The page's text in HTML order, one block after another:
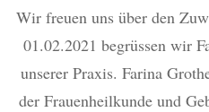
Wir freuen uns über den
01.02.2021 begrüssen wir
unserer Praxis. Farina
der Frauenheilkunde und